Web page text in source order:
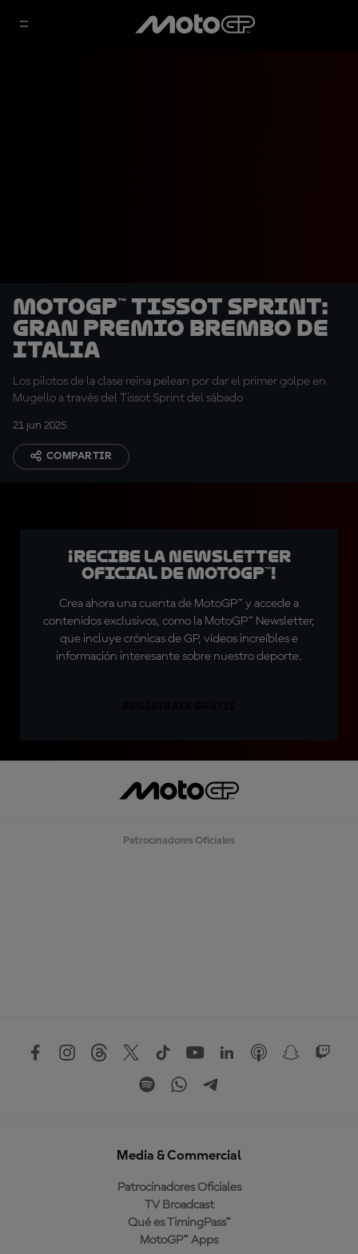
MotoGP™ Tissot Sprint:
Gran Premio Brembo de
Italia
Los pilotos de la clase reina pelean por dar el primer golpe en
Mugello a través del Tissot Sprint del sábado
21 jun 2025
COMPARTIR
¡Recibe la Newsletter
oficial de MotoGP™!
Crea ahora una cuenta de MotoGP™ y accede a
contenidos exclusivos, como la MotoGP™ Newsletter,
que incluye crónicas de GP, vídeos increíbles e
información interesante sobre nuestro deporte.
Patrocinadores Oficiales
Media & Commercial
Patrocinadores Oficiales
TV Broadcast
Qué es TimingPass™
MotoGP™ Apps